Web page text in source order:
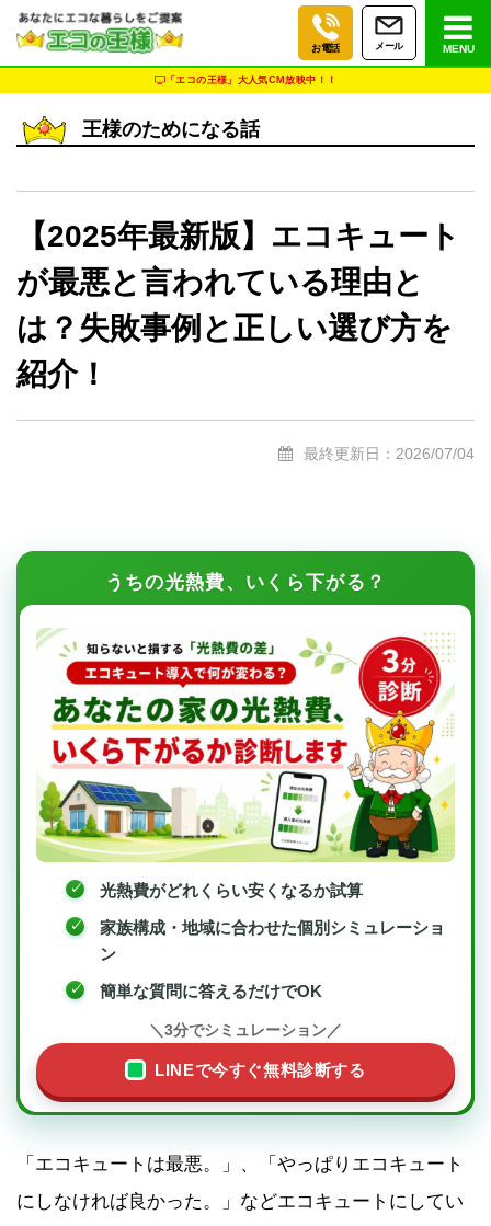
お電話 メール MENU
「エコの王様」大人気CM放映中！！
王様のためになる話
【2025年最新版】エコキュート
が最悪と言われている理由と
は？失敗事例と正しい選び方を
紹介！
最終更新日：2026/07/04
うちの光熱費、いくら下がる？
光熱費がどれくらい安くなるか試算
家族構成・地域に合わせた個別シミュレーショ
ン
簡単な質問に答えるだけでOK
＼3分でシミュレーション／
LINEで今すぐ無料診断する
「エコキュートは最悪。」、「やっぱりエコキュート
にしなければ良かった。」などエコキュートにしてい